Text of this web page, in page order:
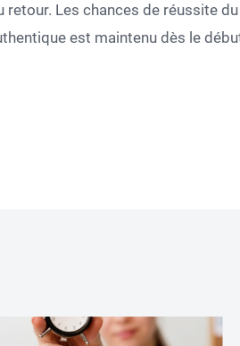
retour. Les chances de réussite
est maintenu dès le